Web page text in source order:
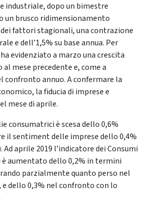
industriale, dopo un bimestre
un brusco ridimensionamento
fattori stagionali, una contrazione
e dell’1,5% su base annua. Per
evidenziato a marzo una crescita
mese precedente e, come a
confronto annuo. A confermare la
la fiducia di imprese e
mese di aprile.
consumatrici è scesa dello 0,6%
il sentiment delle imprese dello 0,4%
aprile 2019 l’indicatore dei Consumi
è aumentato dello 0,2% in termini
parzialmente quanto perso nel
dello 0,3% nel confronto con lo